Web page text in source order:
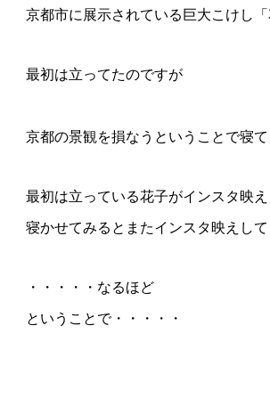
京都市に展示されている巨大こけし「
最初は立ってたのですが
京都の景観を損なうということで寝て
最初は立っている花子がインスタ映え
寝かせてみるとまたインスタ映えし
・・・・・なるほど
ということで・・・・・